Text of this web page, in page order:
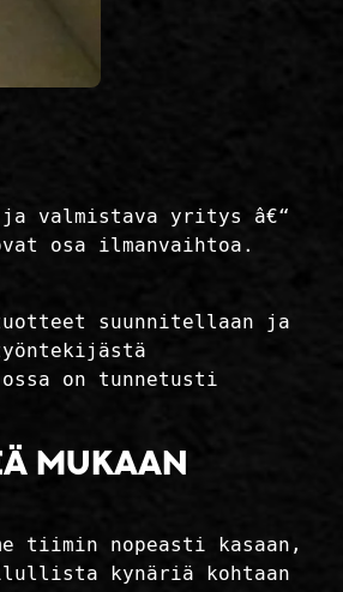
ja valmistava yritys â€“
osa ilmanvaihtoa.
suunnitellaan ja
on tunnetusti
mukaan
tiimin nopeasti kasaan,
kynäriä kohtaan